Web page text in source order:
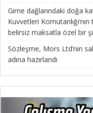
Girne dağlarındaki doğa
Kuvvetleri
belirsiz maksatla özel bir
Sözleşme, Mors Ltd’nin
adına hazırlandı